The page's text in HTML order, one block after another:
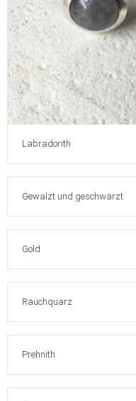
Labradorith
Gewalzt und geschwärzt
Gold
Rauchquarz
Prehnith